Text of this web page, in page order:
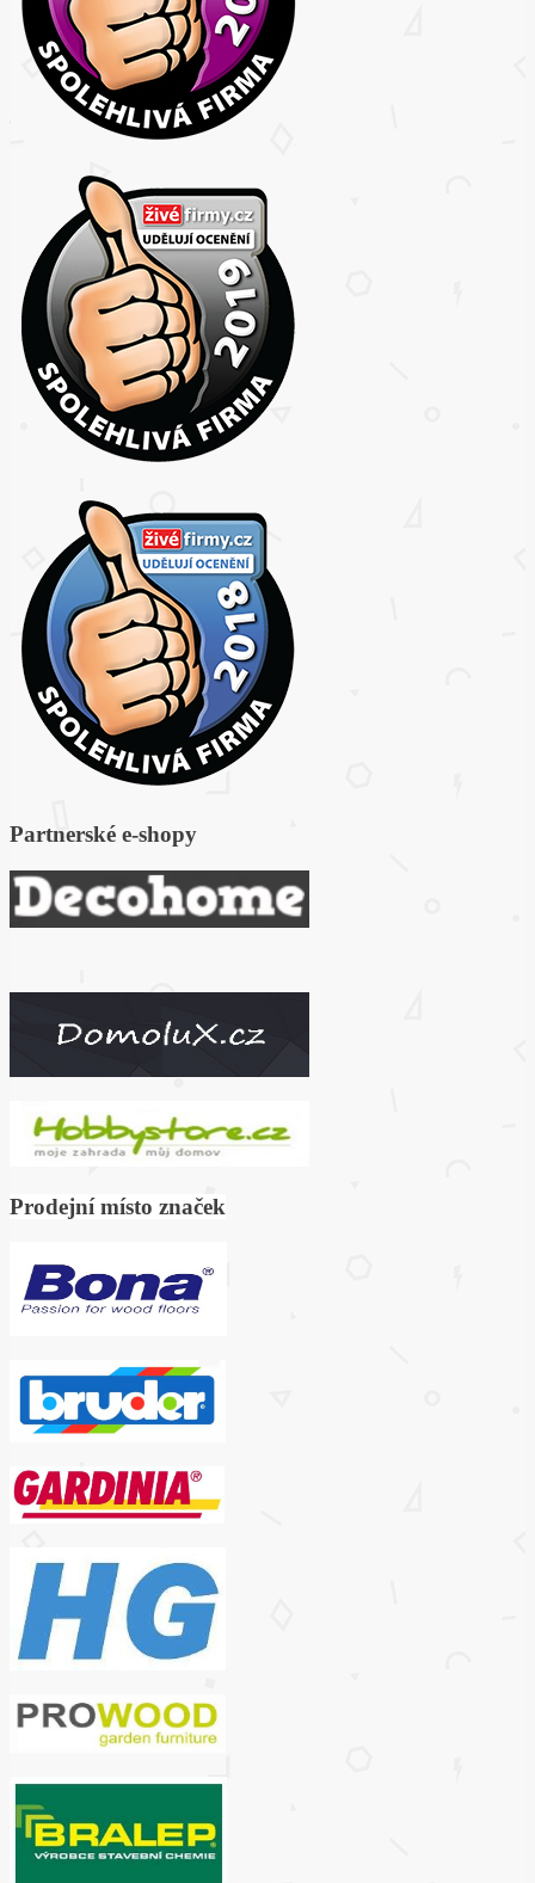
Partnerské e-shopy
Prodejní místo značek